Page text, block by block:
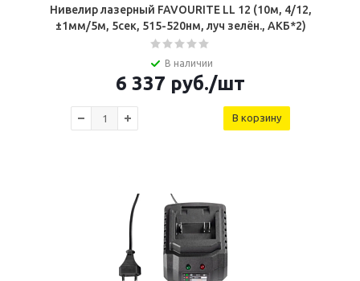
Нивелир лазерный FAVOURITE LL 12 (10м, 4/12,
±1мм/5м, 5сек, 515-520нм, луч зелён., АКБ*2)
В наличии
6 337 руб./шт
В корзину